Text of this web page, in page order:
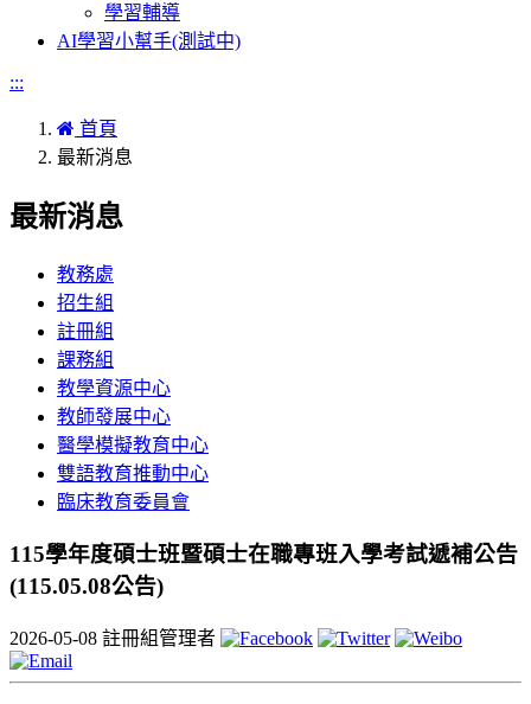
學習輔導
AI學習小幫手(測試中)
:::
首頁
最新消息
最新消息
教務處
招生組
註冊組
課務組
教學資源中心
教師發展中心
醫學模擬教育中心
雙語教育推動中心
臨床教育委員會
115學年度碩士班暨碩士在職專班入學考試遞補公告
(115.05.08公告)
2026-05-08 註冊組管理者